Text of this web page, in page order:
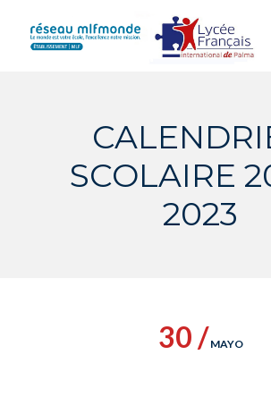
content
SCOLAIRE
2023
30 / MAYO